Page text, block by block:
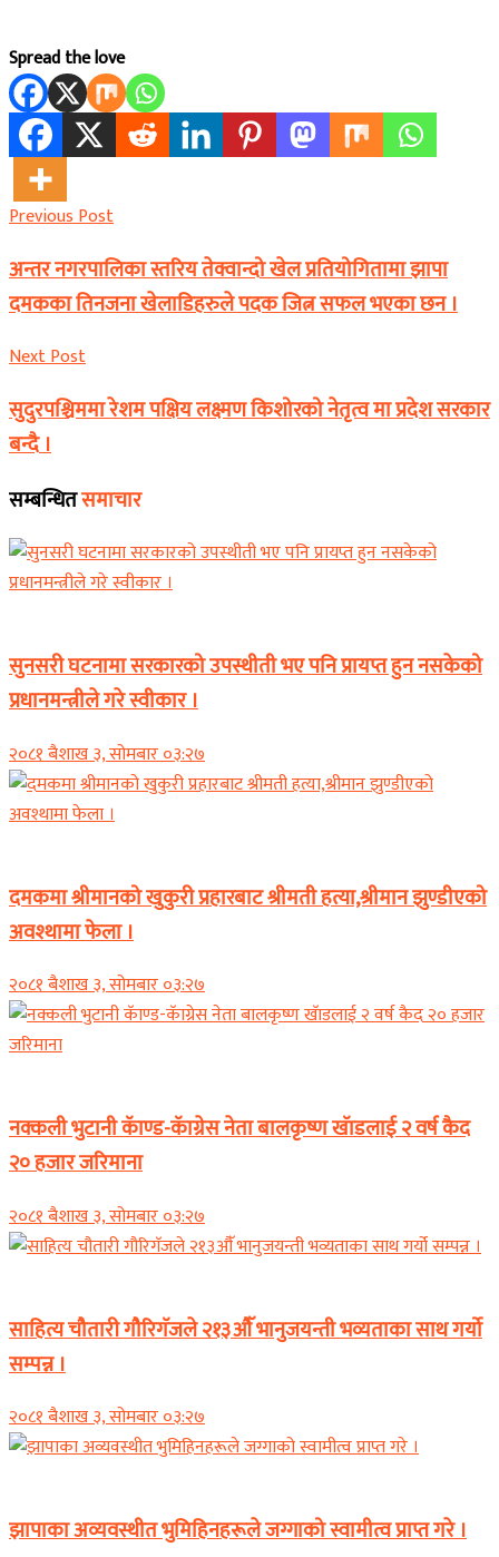
Spread the love
Previous Post
अन्तर नगरपालिका स्तरिय तेक्वान्दो खेल प्रतियोगितामा झापा
दमकका तिनजना खेलाडिहरुले पदक जित्न सफल भएका छन ।
Next Post
सुदुरपश्चिममा रेशम पक्षिय लक्ष्मण किशोरको नेतृत्व मा प्रदेश सरकार
बन्दै ।
सम्बन्धितसमाचार
सुनसरी घटनामा सरकारको उपस्थीती भए पनि प्रायप्त हुन नसकेको
प्रधानमन्त्रीले गरे स्वीकार ।
२०८१ बैशाख ३, सोमबार ०३:२७
दमकमा श्रीमानको खुकुरी प्रहारबाट श्रीमती हत्या,श्रीमान झुण्डीएको
अवश्थामा फेला ।
२०८१ बैशाख ३, सोमबार ०३:२७
नक्कली भुटानी कॅाण्ड-कॅाग्रेस नेता बालकृष्ण खॅाडलाई २ वर्ष कैद
२० हजार जरिमाना
२०८१ बैशाख ३, सोमबार ०३:२७
साहित्य चौतारी गौरिगॅजले २१३औॅ भानुजयन्ती भव्यताका साथ गर्यो
सम्पन्न ।
२०८१ बैशाख ३, सोमबार ०३:२७
झापाका अव्यवस्थीत भुमिहिनहरूले जग्गाको स्वामीत्व प्राप्त गरे ।